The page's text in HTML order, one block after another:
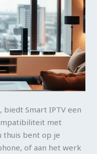
Smart IPTV een
met
thuis bent op je
of aan het werk